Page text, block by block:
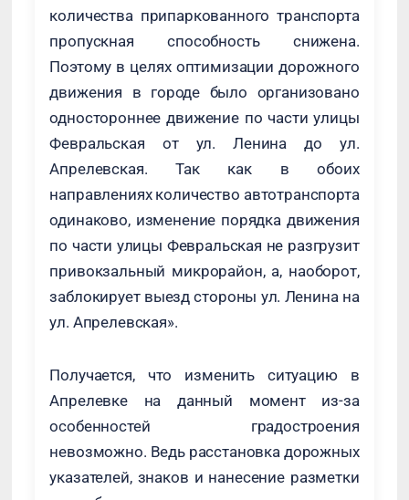
количества припаркованного транспорта
пропускная способность снижена.
Поэтому в целях оптимизации дорожного
движения в городе было организовано
одностороннее движение по части улицы
Февральская от ул. Ленина до ул.
Апрелевская. Так как в обоих
направлениях количество автотранспорта
одинаково, изменение порядка движения
по части улицы Февральская не разгрузит
привокзальный микрорайон, а, наоборот,
заблокирует выезд стороны ул. Ленина на
ул. Апрелевская».
Получается, что изменить ситуацию в
Апрелевке на данный момент из-за
особенностей градостроения
невозможно. Ведь расстановка дорожных
указателей, знаков и нанесение разметки